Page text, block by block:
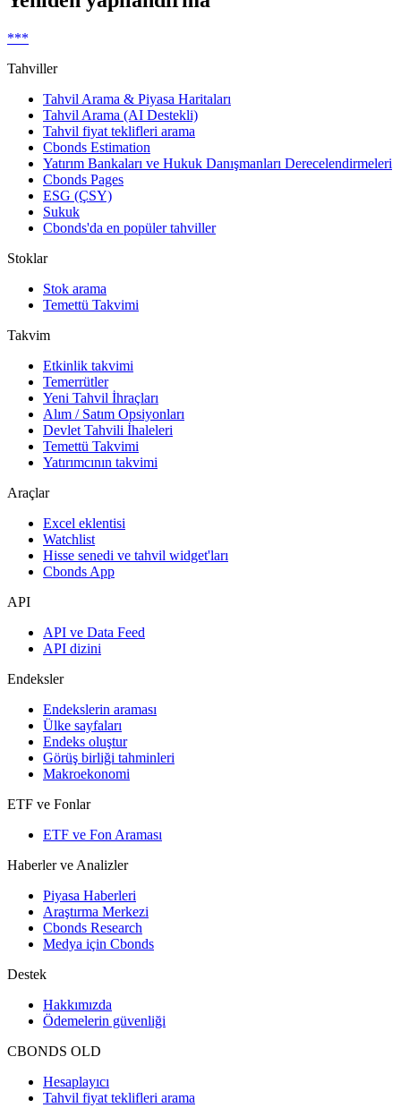
***
Tahviller
Tahvil Arama & Piyasa Haritaları
Tahvil Arama (AI Destekli)
Tahvil fiyat teklifleri arama
Cbonds Estimation
Yatırım Bankaları ve Hukuk Danışmanları Derecelendirmeleri
Cbonds Pages
ESG (ÇSY)
Sukuk
Cbonds'da en popüler tahviller
Stoklar
Stok arama
Temettü Takvimi
Takvim
Etkinlik takvimi
Temerrütler
Yeni Tahvil İhraçları
Alım / Satım Opsiyonları
Devlet Tahvili İhaleleri
Temettü Takvimi
Yatırımcının takvimi
Araçlar
Excel eklentisi
Watchlist
Hisse senedi ve tahvil widget'ları
Cbonds App
API
API ve Data Feed
API dizini
Endeksler
Endekslerin araması
Ülke sayfaları
Endeks oluştur
Görüş birliği tahminleri
Makroekonomi
ETF ve Fonlar
ETF ve Fon Araması
Haberler ve Analizler
Piyasa Haberleri
Araştırma Merkezi
Cbonds Research
Medya için Cbonds
Destek
Hakkımızda
Ödemelerin güvenliği
CBONDS OLD
Hesaplayıcı
Tahvil fiyat teklifleri arama